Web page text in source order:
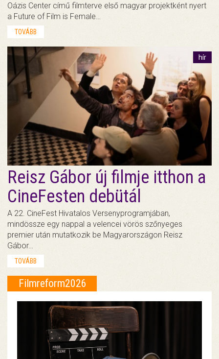
Oázis Center című filmterve első magyar projektként nyert
a Future of Film is Female…
TOVÁBB
hír
Reisz Gábor új filmje itthon a
CineFesten debütál
A 22. CineFest Hivatalos Versenyprogramjában,
mindössze egy nappal a velencei vörös szőnyeges
premier után mutatkozik be Magyarországon Reisz
Gábor…
TOVÁBB
Filmreform2026